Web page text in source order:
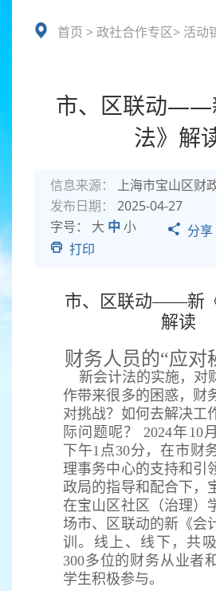
首页 >政社合作专区> 活动
市、区联动——
法》解
信息来源： 上海市宝山区财
发布日期： 2025-04-27
字号：
大 中 小 分享
打印
市、区联动——新
解读
财务人员的“应对
新会计法的实施，对
作带来很多的困惑，财
对挑战？如何去解决工
际问题呢？ 2024年10
下午1点30分，在市财
理事务中心的支持和引
政局的指导和配合下，
在宝山区社区（治理）
场市、区联动的新《会
训。线上、线下，共
300多位的财务从业者
学生积极参与。